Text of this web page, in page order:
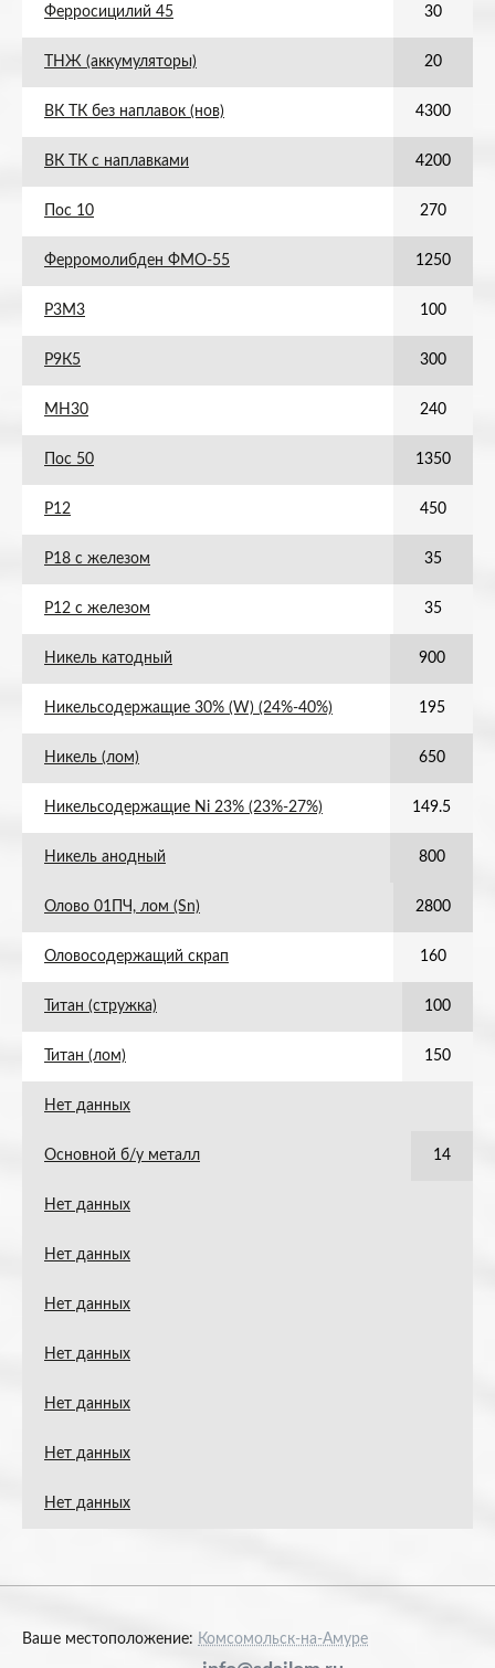
Ферросицилий 45 30
ТНЖ (аккумуляторы) 20
ВК ТК без наплавок (нов) 4300
ВК ТК с наплавками 4200
Пос 10 270
Ферромолибден ФМО-55 1250
Р3М3 100
Р9К5 300
МН30 240
Пос 50 1350
Р12 450
Р18 с железом 35
Р12 с железом 35
Никель катодный 900
Никельсодержащие 30% (W) (24%-40%) 195
Никель (лом) 650
Никельсодержащие Ni 23% (23%-27%) 149.5
Никель анодный 800
Олово 01ПЧ, лом (Sn) 2800
Оловосодержащий скрап 160
Титан (стружка) 100
Титан (лом) 150
Нет данных
Основной б/у металл 14
Нет данных
Нет данных
Нет данных
Нет данных
Нет данных
Нет данных
Нет данных
Ваше местоположение: Комсомольск-на-Амуре